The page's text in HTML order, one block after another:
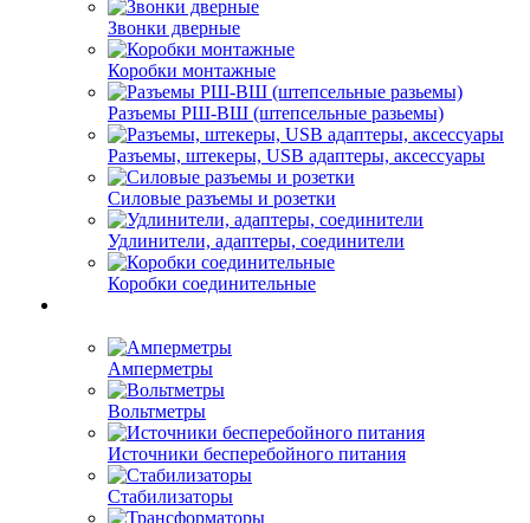
Звонки дверные
Коробки монтажные
Разъемы РШ-ВШ (штепсельные разьемы)
Разъемы, штекеры, USB адаптеры, аксессуары
Силовые разъемы и розетки
Удлинители, адаптеры, соединители
Коробки соединительные
Амперметры
Вольтметры
Источники бесперебойного питания
Стабилизаторы